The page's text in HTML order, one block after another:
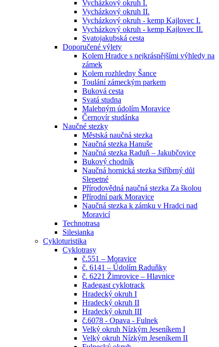
Vycházkový okruh I.
Vycházkový okruh II.
Vycházkový okruh - kemp Kajlovec I.
Vycházkový okruh - kemp Kajlovec II.
Svatojakubská cesta
Doporučené výlety
Kolem Hradce s nejkrásnějšími výhledy na
zámek
Kolem rozhledny Šance
Toulání zámeckým parkem
Buková cesta
Svatá studna
Malebným údolím Moravice
Černovír studánka
Naučné stezky
Městská naučná stezka
Naučná stezka Hanuše
Naučná stezka Raduň – Jakubčovice
Bukový chodník
Naučná hornická stezka Stříbrný důl
Slepetné
Přírodovědná naučná stezka Za školou
Přírodní park Moravice
Naučná stezka k zámku v Hradci nad
Moravicí
Technotrasa
Silesianka
Cykloturistika
Cyklotrasy
č.551 – Moravice
č. 6141 – Údolím Raduňky
č. 6221 Žimrovice – Hlavnice
Radegast cyklotrack
Hradecký okruh I
Hradecký okruh II
Hradecký okruh III
č.6078 - Opava - Fulnek
Velký okruh Nízkým Jeseníkem I
Velký okruh Nízkým Jeseníkem II